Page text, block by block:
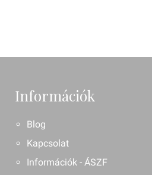
Információk
Blog
Kapcsolat
Információk - ÁSZF